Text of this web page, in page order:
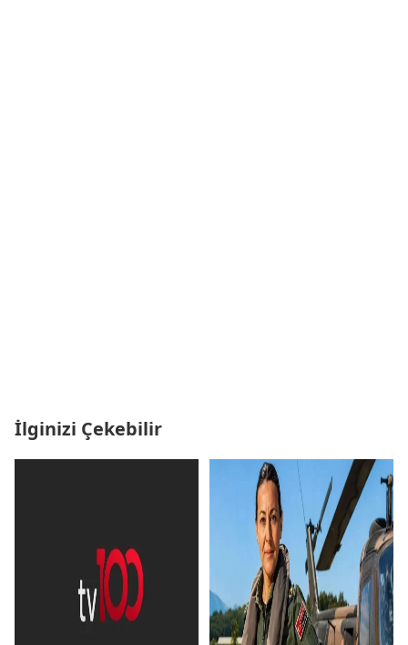
İlginizi Çekebilir